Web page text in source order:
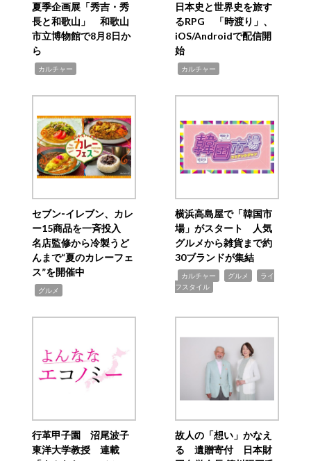
夏季企画展「秀吉・秀
長と和歌山」 和歌山
市立博物館で8月8日か
ら
カルチャー
日本史と世界史を旅す
るRPG 「時渡り」、
iOS/Androidで配信開
始
カルチャー
セブン‐イレブン、カレ
ー15商品を一斉投入
名店監修から冷製うど
んまで“夏のカレーフェ
ス”を開催中
グルメ
横浜高島屋で「韓国市
場」がスタート 人気
グルメから雑貨まで約
30ブランドが集結
カルチャー グルメ
ライ
フスタイル
行革甲子園 沼尾波子
東洋大学教授 連載
故人の「想い」かなえ
る 遺贈寄付 日本財